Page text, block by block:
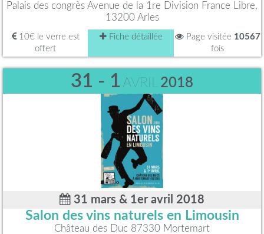
Palais des congrès Avenue de la 1re Division France Libre,
13200 Arles
10€ le verre est
offert
Fiche détaillée Page visitée 10567
fois
31 - 1 AVRIL 2018
31 mars & 1er avril 2018
Salon des vins naturels en Limousin
Château des Duc 87330 Mortemart